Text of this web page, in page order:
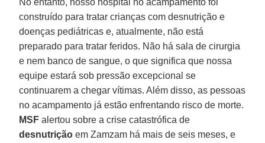
construído para tratar crianças com desnutrição e
doenças pediátricas e, atualmente, não está
preparado para tratar feridos. Não há sala de cirurgia
e nem banco de sangue, o que significa que nossa
equipe estará sob pressão excepcional se
continuarem a chegar vítimas. Além disso, as pessoas
no acampamento já estão enfrentando risco de morte.
MSF alertou sobre a crise catastrófica de
desnutrição em Zamzam há mais de seis meses, e